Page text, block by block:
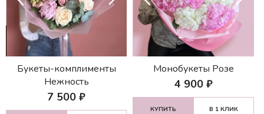
Букеты-комплименты
Нежность
7 500 ₽
Монобукеты Розе
4 900₽
КУПИТЬ В 1 КЛИК